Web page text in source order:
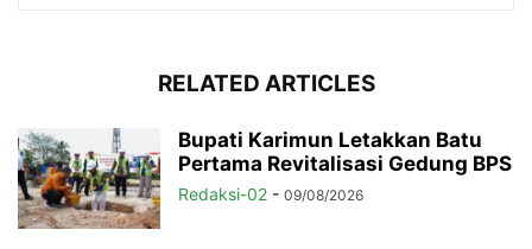
RELATED ARTICLES
Bupati Karimun Letakkan Batu
Pertama Revitalisasi Gedung BPS
Redaksi-02 - 09/08/2026